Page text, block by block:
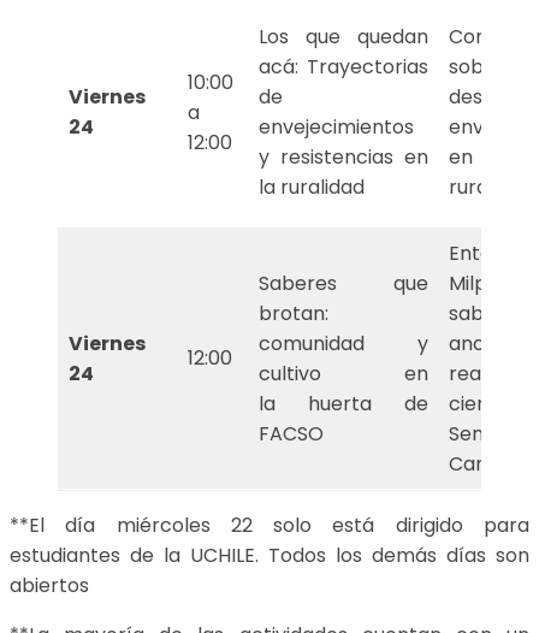
Viernes
24
10:00
a
12:00
Los que quedan
acá: Trayectorias
de
envejecimientos
y resistencias en
la ruralidad
en
rurales
Viernes
24
12:00
Saberes que
brotan:
comunidad y
cultivo en
la huerta de
FACSO
Milpa
saberes
cierre
Semana
**El día miércoles 22 solo está dirigido para
estudiantes de la UCHILE. Todos los demás días son
abiertos